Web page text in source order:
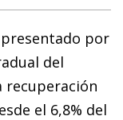
presentado por
del
el 6,8% del